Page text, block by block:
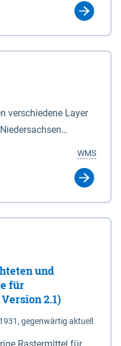
ausspricht. Für
die dem
Tiden, vor allem
sind (§2 Abs.3
durch Widmung, die
ausspricht.
verschiedene Layer
Wolfsterritorien im
WMS
und
für
2.1)
gegenwärtig aktuell